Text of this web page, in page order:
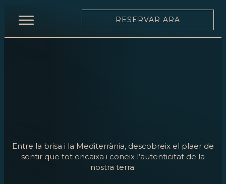
INICI
EQUIP
RESERVAR ARA
Entre la brisa i la Mediterrània, descobreix el plaer de
sentir que tot encaixa i coneix l’autenticitat de la
nostra terra.